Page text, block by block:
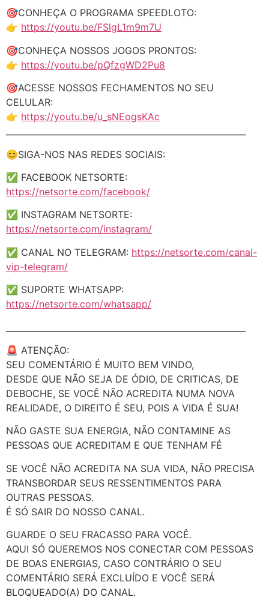
🎯CONHEÇA O PROGRAMA SPEEDLOTO:
👉 https://youtu.be/FSlgL1m9m7U
🎯CONHEÇA NOSSOS JOGOS PRONTOS:
👉 https://youtu.be/pQfzgWD2Pu8
🎯ACESSE NOSSOS FECHAMENTOS NO SEU
CELULAR:
👉 https://youtu.be/u_sNEogsKAc
😊SIGA-NOS NAS REDES SOCIAIS:
✅ FACEBOOK NETSORTE:
https://netsorte.com/facebook/
✅ INSTAGRAM NETSORTE:
https://netsorte.com/instagram/
✅ CANAL NO TELEGRAM: https://netsorte.com/canal-
vip-telegram/
✅ SUPORTE WHATSAPP:
https://netsorte.com/whatsapp/
🚨 ATENÇÃO:
SEU COMENTÁRIO É MUITO BEM VINDO,
DESDE QUE NÃO SEJA DE ÓDIO, DE CRITICAS, DE
DEBOCHE, SE VOCÊ NÃO ACREDITA NUMA NOVA
REALIDADE, O DIREITO É SEU, POIS A VIDA É SUA!
NÃO GASTE SUA ENERGIA, NÃO CONTAMINE AS
PESSOAS QUE ACREDITAM E QUE TENHAM FÉ
SE VOCÊ NÃO ACREDITA NA SUA VIDA, NÃO PRECISA
TRANSBORDAR SEUS RESSENTIMENTOS PARA
OUTRAS PESSOAS.
É SÓ SAIR DO NOSSO CANAL.
GUARDE O SEU FRACASSO PARA VOCÊ.
AQUI SÓ QUEREMOS NOS CONECTAR COM PESSOAS
DE BOAS ENERGIAS, CASO CONTRÁRIO O SEU
COMENTÁRIO SERÁ EXCLUÍDO E VOCÊ SERÁ
BLOQUEADO(A) DO CANAL.